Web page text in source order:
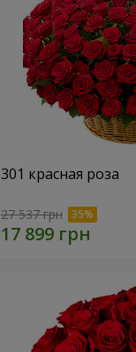
301 красная роза
27 537 грн